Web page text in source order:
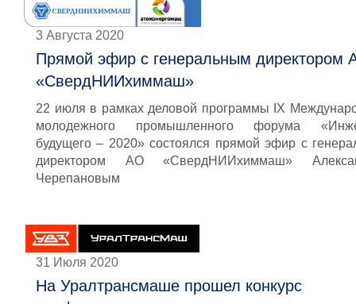
3 Августа 2020
Прямой эфир с генеральным директором
«СвердНИИхиммаш»
22 июля в рамках деловой программы IX
молодежного промышленного форума
будущего – 2020» состоялся прямой эфир с
директором АО «СвердНИИхиммаш»
Черепановым
31 Июля 2020
На Уралтрансмаше прошел конкурс